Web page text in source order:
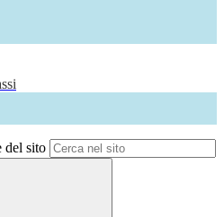
del sito